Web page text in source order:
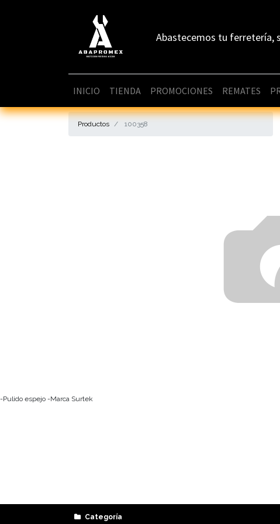
Abastecemos tu ferretería,
INICIO TIENDA PROMOCIONES REMATES
Productos 100358
-Pulido espejo -Marca Surtek
Categoría